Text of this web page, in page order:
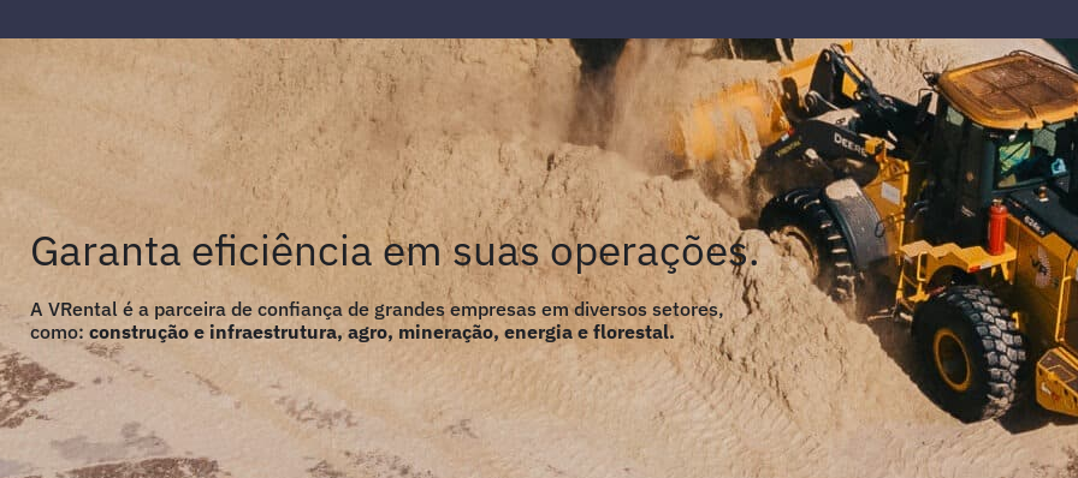
Garanta eficiência em suas operações.
A VRental é a parceira de confiança de grandes empresas em diversos setores,
como: construção e infraestrutura, agro, mineração, energia e florestal.